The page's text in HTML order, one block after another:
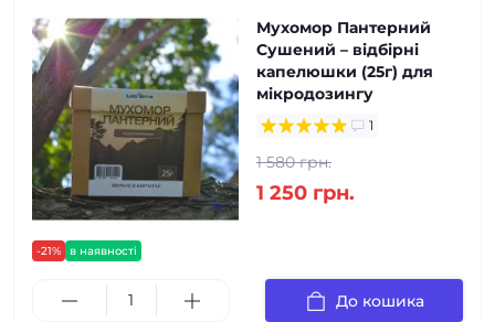
-21% в наявності
Мухомор Пантерний
Сушений – відбірні
капелюшки (25г) для
мікродозингу
1
1 580 грн.
1 250 грн.
До кошика